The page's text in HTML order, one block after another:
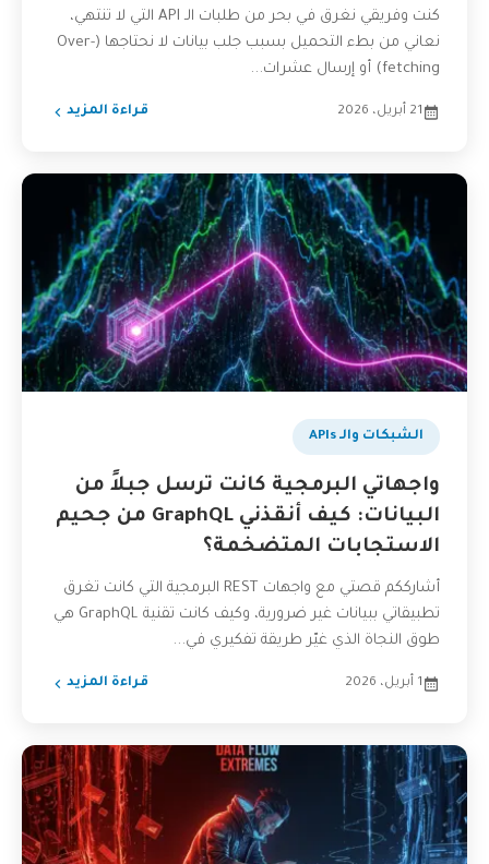
كنت وفريقي نغرق في بحر من طلبات الـ API التي لا تنتهي،
نعاني من بطء التحميل بسبب جلب بيانات لا نحتاجها (Over-
fetching) أو إرسال عشرات...
21 أبريل، 2026 قراءة المزيد
الشبكات والـ APIs
واجهاتي البرمجية كانت ترسل جبلاً من
البيانات: كيف أنقذني GraphQL من جحيم
الاستجابات المتضخمة؟
أشارككم قصتي مع واجهات REST البرمجية التي كانت تغرق
تطبيقاتي ببيانات غير ضرورية، وكيف كانت تقنية GraphQL هي
طوق النجاة الذي غيّر طريقة تفكيري في...
1 أبريل، 2026 قراءة المزيد